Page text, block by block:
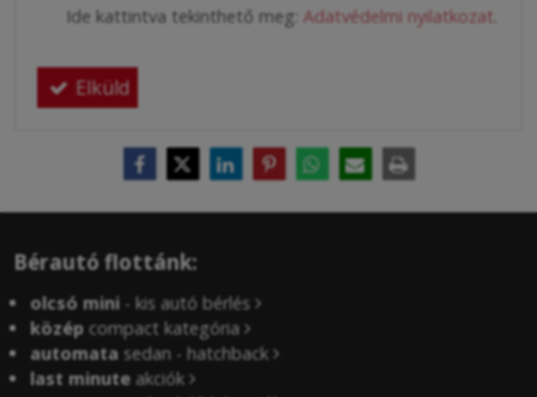
Ide kattintva tekinthető meg: Adatvédelmi nyilatkozat
Elküld
Bérautó flottánk:
olcsó mini - kis autó bérlés
közép compact kategória
automata sedan - hatchback
last minute akciók